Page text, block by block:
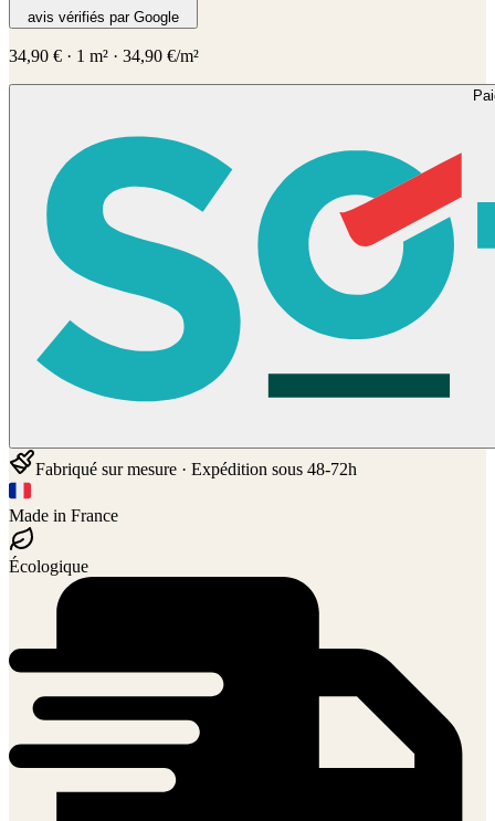
avis vérifiés par Google
34,90 € · 1 m² · 34,90 €/m²
Fabriqué sur mesure · Expédition sous 48-72h
Made in France
Écologique